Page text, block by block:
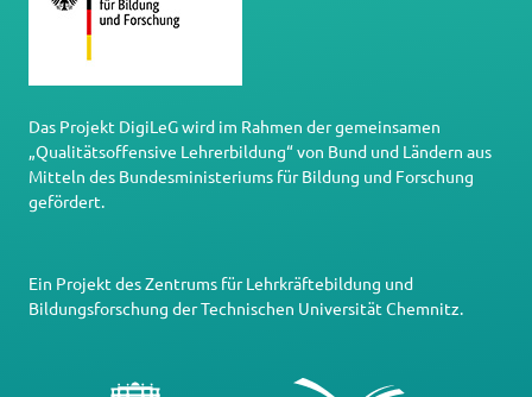
Das Projekt DigiLeG wird im Rahmen der gemeinsamen
„Qualitätsoffensive Lehrerbildung“ von Bund und Ländern aus
Mitteln des Bundesministeriums für Bildung und Forschung
gefördert.
Ein Projekt desZentrums für Lehrkräftebildung und
Bildungsforschung derTechnischen Universität Chemnitz.